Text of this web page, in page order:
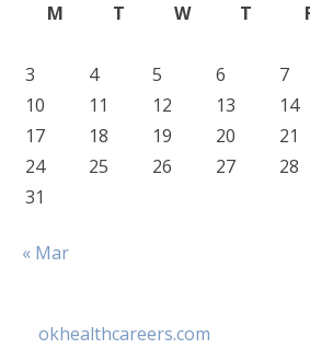
M
T W T
3
4 5 6 7
10
11 12 13 14
17
18 19 20 21
24
25 26 27 28
31
« Mar
okhealthcareers.com